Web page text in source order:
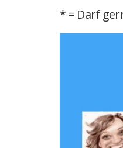
* = Darf